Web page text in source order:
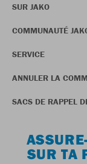
SUR JAKO
COMMUNAUTÉ
SERVICE
ANNULER LA
SACS DE RAPPEL
SUR TA